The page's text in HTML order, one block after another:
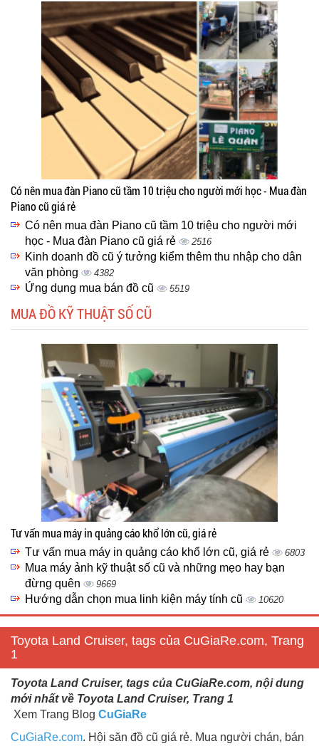
Có nên mua đàn Piano cũ tầm 10 triệu cho người mới học - Mua đàn
Piano cũ giá rẻ
Có nên mua đàn Piano cũ tầm 10 triệu cho người mới
học - Mua đàn Piano cũ giá rẻ
2516
Kinh doanh đồ cũ ý tưởng kiểm thêm thu nhập cho dân
văn phòng
4382
Ứng dụng mua bán đồ cũ 5519
MUA ĐỒ KỸ THUẬT SỐ CŨ
Tư vấn mua máy in quảng cáo khổ lớn cũ, giá rẻ
Tư vấn mua máy in quảng cáo khổ lớn cũ, giá rẻ 6803
Mua máy ảnh kỹ thuật số cũ và những mẹo hay bạn
đừng quên
9669
Hướng dẫn chọn mua linh kiện máy tính cũ 10620
Toyota Land Cruiser, tags của CuGiaRe.com, Trang
1
Toyota Land Cruiser, tags của CuGiaRe.com, nội dung
mới nhất về Toyota Land Cruiser, Trang 1
Xem Trang Blog CuGiaRe
CuGiaRe.com. Hội săn đồ cũ giá rẻ. Mua người chán, bán